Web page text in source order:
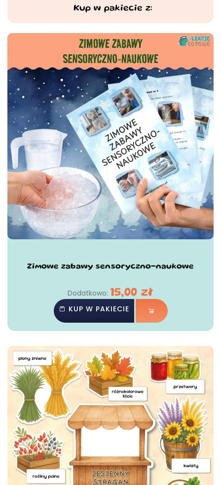
Kup w pakiecie z:
Zimowe zabawy sensoryczno-naukowe
Dodatkowo: 15,00zł
KUP W PAKIECIE